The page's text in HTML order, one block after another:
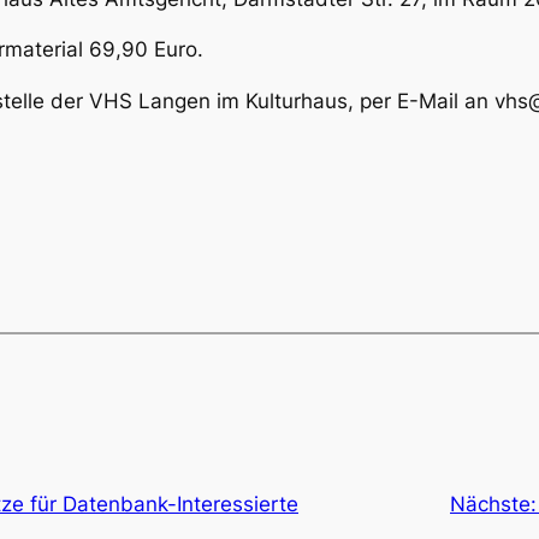
69,90 Euro.
der VHS Langen im Kulturhaus, per E-Mail an
für Datenbank-Interessierte